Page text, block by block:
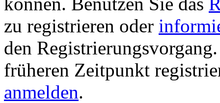
zu registrieren oder
den
früheren Zeitpunkt
anmelden.